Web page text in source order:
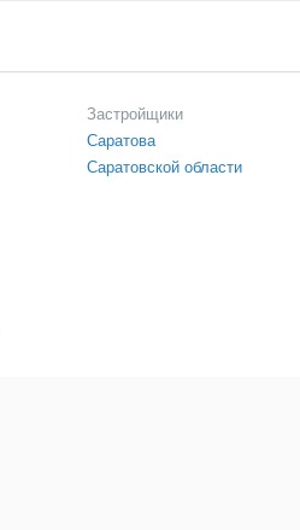
Застройщики
Саратова
Саратовской области